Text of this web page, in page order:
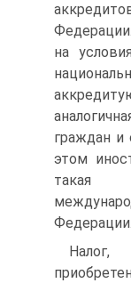
на
граждан и
этом
такая
Федерации.